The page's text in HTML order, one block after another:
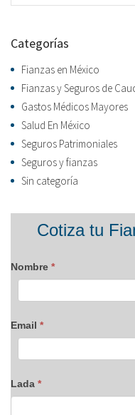
Categorías
Fianzas en México
Fianzas y Seguros de
Gastos Médicos Mayores
Salud En México
Seguros Patrimoniales
Seguros y fianzas
Sin categoría
Formulario
Cotiza tu
Nombre *
Email *
Lada *